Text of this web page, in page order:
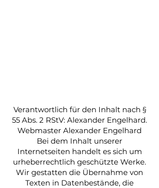
Verantwortlich für den Inhalt nach §
55 Abs. 2 RStV: Alexander Engelhard.
Webmaster Alexander Engelhard
Bei dem Inhalt unserer
Internetseiten handelt es sich um
urheberrechtlich geschützte Werke.
Wir gestatten die Übernahme von
Texten in Datenbestände, die